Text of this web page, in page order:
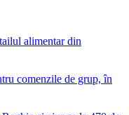
alimentar din
comenzile de grup, în